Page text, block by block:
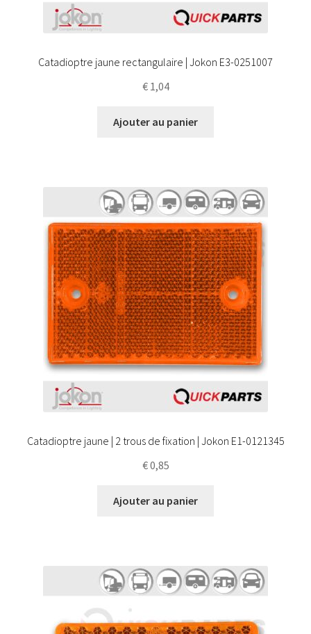
Catadioptre jaune rectangulaire | Jokon E3-0251007
€1,04
Ajouter au panier
Catadioptre jaune | 2 trous de fixation | Jokon E1-0121345
€0,85
Ajouter au panier